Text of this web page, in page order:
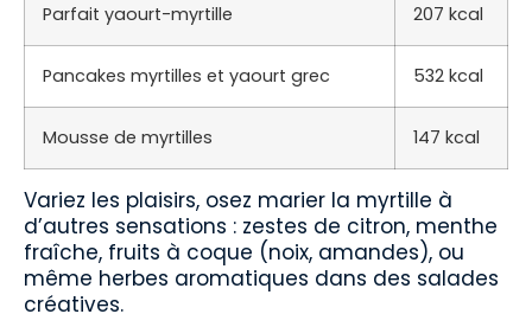
Parfait yaourt-myrtille 207 kcal
Pancakes myrtilles et yaourt grec 532 kcal
Mousse de myrtilles 147 kcal
Variez les plaisirs, osez marier la myrtille à
d’autres sensations : zestes de citron, menthe
fraîche, fruits à coque (noix, amandes), ou
même herbes aromatiques dans des salades
créatives.